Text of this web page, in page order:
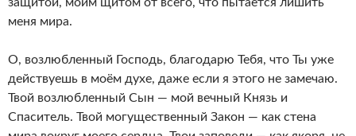
меня мира.
О, возлюбленный Господь, благодарю Тебя, что Ты уже
действуешь в моём духе, даже если я этого не замечаю.
Твой возлюбленный Сын — мой вечный Князь и
Спаситель. Твой могущественный Закон — как стена